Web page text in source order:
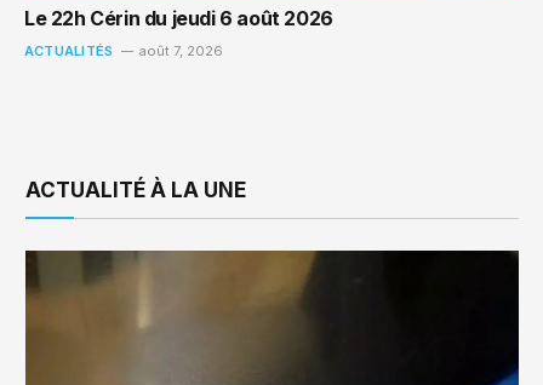
Le 22h Cérin du jeudi 6 août 2026
ACTUALITÉS août 7, 2026
ACTUALITÉ À LA UNE